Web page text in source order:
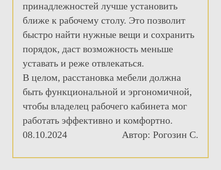
принадлежностей лучше установить
ближе к рабочему столу. Это позволит
быстро найти нужные вещи и сохранить
порядок, даст возможность меньше
уставать и реже отвлекаться.
В целом, расстановка мебели должна
быть функциональной и эргономичной,
чтобы владелец рабочего кабинета мог
работать эффективно и комфортно.
08.10.2024
Автор: Рогозин С.